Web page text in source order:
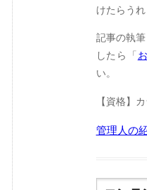
けたらうれ
記事の執
したら「
い。
【資格】
管理人の